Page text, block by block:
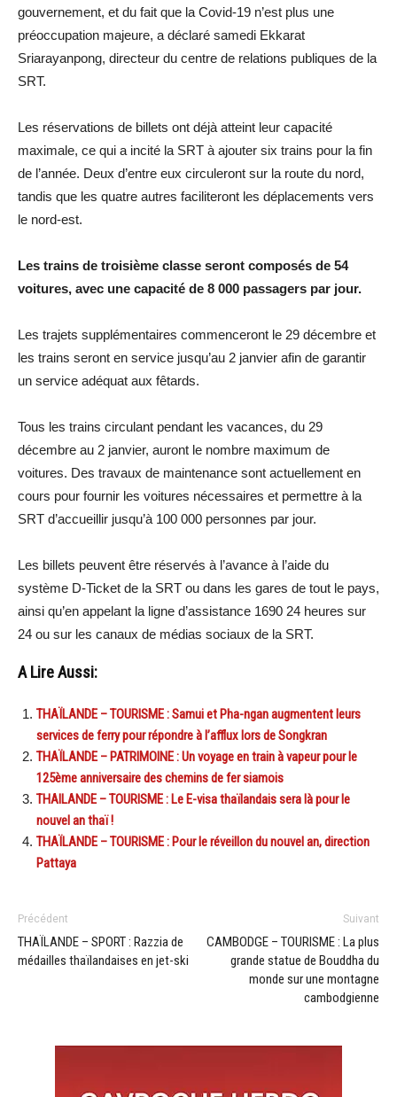
gouvernement, et du fait que la Covid-19 n’est plus une
préoccupation majeure, a déclaré samedi Ekkarat
Sriarayanpong, directeur du centre de relations publiques de la
SRT.
Les réservations de billets ont déjà atteint leur capacité
maximale, ce qui a incité la SRT à ajouter six trains pour la fin
de l’année. Deux d’entre eux circuleront sur la route du nord,
tandis que les quatre autres faciliteront les déplacements vers
le nord-est.
Les trains de troisième classe seront composés de 54
voitures, avec une capacité de 8 000 passagers par jour.
Les trajets supplémentaires commenceront le 29 décembre et
les trains seront en service jusqu’au 2 janvier afin de garantir
un service adéquat aux fêtards.
Tous les trains circulant pendant les vacances, du 29
décembre au 2 janvier, auront le nombre maximum de
voitures. Des travaux de maintenance sont actuellement en
cours pour fournir les voitures nécessaires et permettre à la
SRT d’accueillir jusqu’à 100 000 personnes par jour.
Les billets peuvent être réservés à l’avance à l’aide du
système D-Ticket de la SRT ou dans les gares de tout le pays,
ainsi qu’en appelant la ligne d’assistance 1690 24 heures sur
24 ou sur les canaux de médias sociaux de la SRT.
A Lire Aussi:
THAÏLANDE – TOURISME : Samui et Pha-ngan augmentent leurs
services de ferry pour répondre à l’afflux lors de Songkran
THAÏLANDE – PATRIMOINE : Un voyage en train à vapeur pour le
125ème anniversaire des chemins de fer siamois
THAILANDE – TOURISME : Le E-visa thaïlandais sera là pour le
nouvel an thaï !
THAÏLANDE – TOURISME : Pour le réveillon du nouvel an, direction
Pattaya
Précédent
THAÏLANDE – SPORT : Razzia de
médailles thaïlandaises en jet-ski
Suivant
CAMBODGE – TOURISME : La plus
grande statue de Bouddha du
monde sur une montagne
cambodgienne